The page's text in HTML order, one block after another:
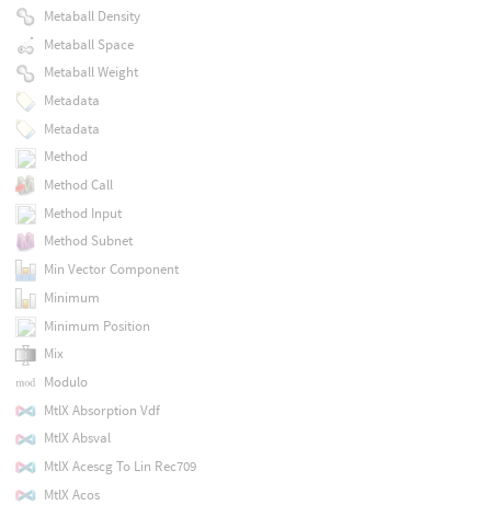
Metaball Density
Metaball Space
Metaball Weight
Metadata
Metadata
Method
Method Call
Method Input
Method Subnet
Min Vector Component
Minimum
Minimum Position
Mix
Modulo
MtlX Absorption Vdf
MtlX Absval
MtlX Acescg To Lin Rec709
MtlX Acos